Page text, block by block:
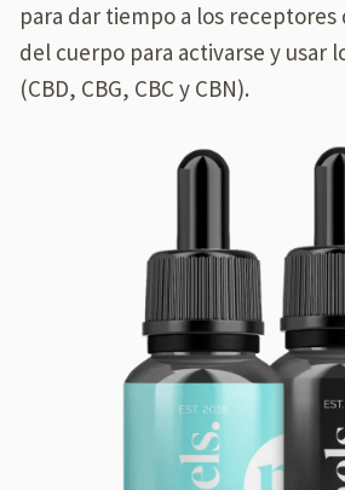
para dar tiempo a los
del cuerpo para activarse y usar
(CBD, CBG, CBC y CBN).